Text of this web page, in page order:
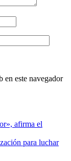
en este navegador
afirma el
para luchar